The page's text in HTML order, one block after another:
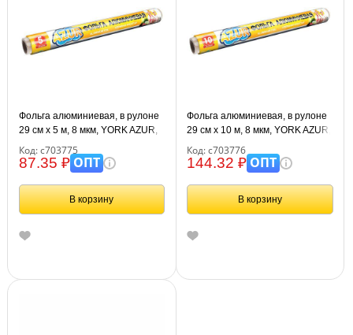
Фольга алюминиевая, в рулоне
29 см х 5 м, 8 мкм, YORK AZUR,
Код: с703775
87.35 ₽ОПТ
В корзину
Фольга алюминиевая, в рулоне
29 см х 10 м, 8 мкм, YORK AZUR,
Код: с703776
144.32 ₽ОПТ
В корзину